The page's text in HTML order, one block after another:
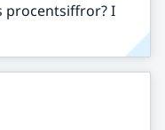
procentsiffror? I